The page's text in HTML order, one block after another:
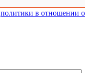
политики в отношении